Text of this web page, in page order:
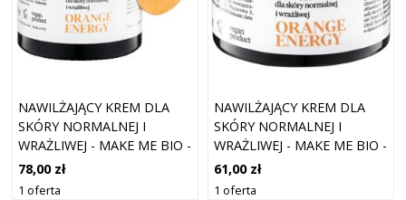
NAWILŻAJĄCY KREM DLA
SKÓRY NORMALNEJ I
WRAŻLIWEJ - MAKE ME BIO -
ORANGE ENERGY - 60 ML
78,00 zł
1 oferta
NAWILŻAJĄCY KREM DLA
SKÓRY NORMALNEJ I
WRAŻLIWEJ - MAKE ME BIO -
BABY ORANGE ENERGY - 30
ML
61,00 zł
1 oferta